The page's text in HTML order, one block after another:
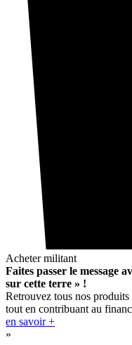
Acheter militant
Faites passer le message
sur cette terre » !
Retrouvez tous nos
tout en contribuant au
en savoir +
»